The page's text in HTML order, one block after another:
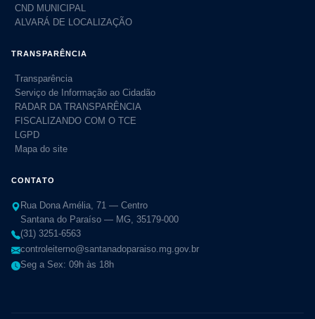
CND MUNICIPAL
ALVARÁ DE LOCALIZAÇÃO
TRANSPARÊNCIA
Transparência
Serviço de Informação ao Cidadão
RADAR DA TRANSPARÊNCIA
FISCALIZANDO COM O TCE
LGPD
Mapa do site
CONTATO
Rua Dona Amélia, 71 — Centro
Santana do Paraíso — MG, 35179-000
(31) 3251-6563
controleiterno@santanadoparaiso.mg.gov.br
Seg a Sex: 09h às 18h